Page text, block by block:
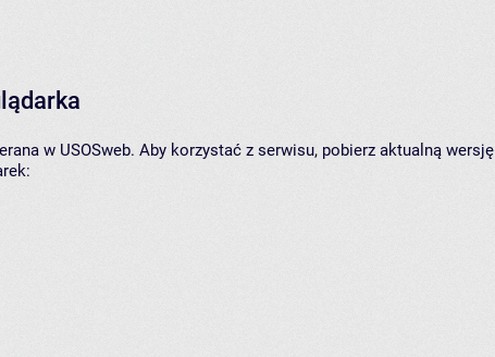
w USOSweb. Aby korzystać z serwisu, pobierz aktualną wersję